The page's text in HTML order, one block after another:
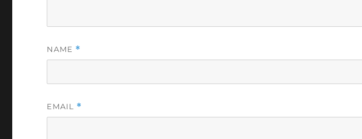
NAME *
EMAIL *